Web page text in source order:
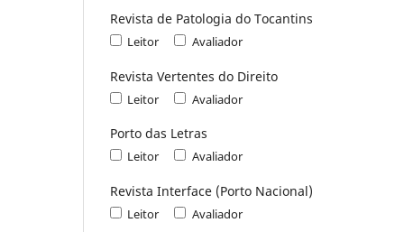
Revista de Patologia do Tocantins
Leitor Avaliador
Revista Vertentes do Direito
Leitor Avaliador
Porto das Letras
Leitor Avaliador
Revista Interface (Porto Nacional)
Leitor Avaliador